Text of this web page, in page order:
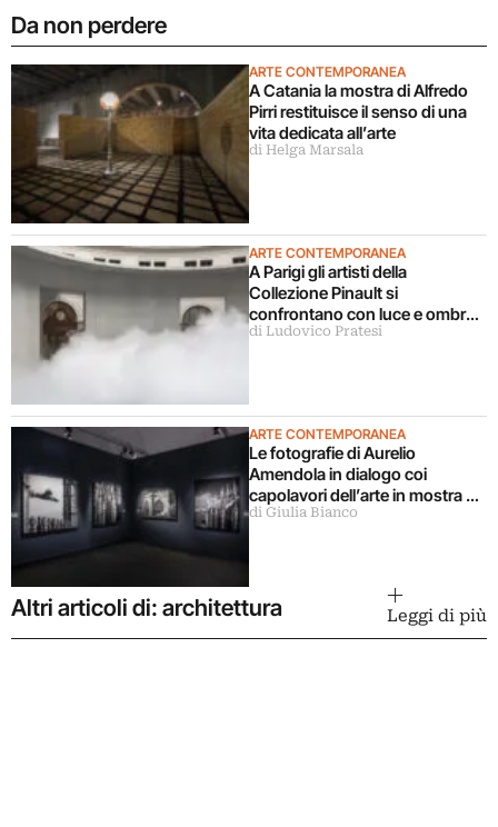
Da non perdere
ARTE CONTEMPORANEA
A Catania la mostra di Alfredo
Pirri restituisce il senso di una
vita dedicata all’arte
di Helga Marsala
ARTE CONTEMPORANEA
A Parigi gli artisti della
Collezione Pinault si
confrontano con luce e ombra
in una grande mostra
di Ludovico Pratesi
ARTE CONTEMPORANEA
Le fotografie di Aurelio
Amendola in dialogo coi
capolavori dell’arte in mostra a
Milano
di Giulia Bianco
Altri articoli di: architettura Leggi di più